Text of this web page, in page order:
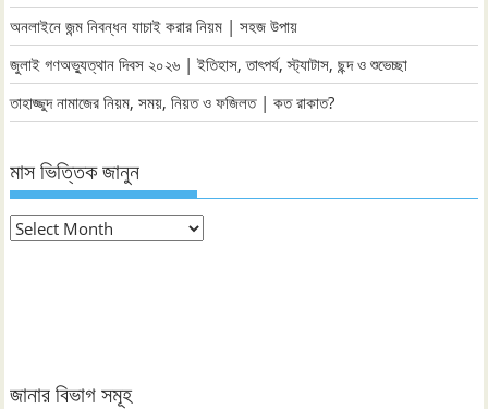
অনলাইনে জন্ম নিবন্ধন যাচাই করার নিয়ম | সহজ উপায়
জুলাই গণঅভ্যুত্থান দিবস ২০২৬ | ইতিহাস, তাৎপর্য, স্ট্যাটাস, ছন্দ ও শুভেচ্ছা
তাহাজ্জুদ নামাজের নিয়ম, সময়, নিয়ত ও ফজিলত | কত রাকাত?
মাস ভিত্তিক জানুন
মাস
জানার বিভাগ সমূহ